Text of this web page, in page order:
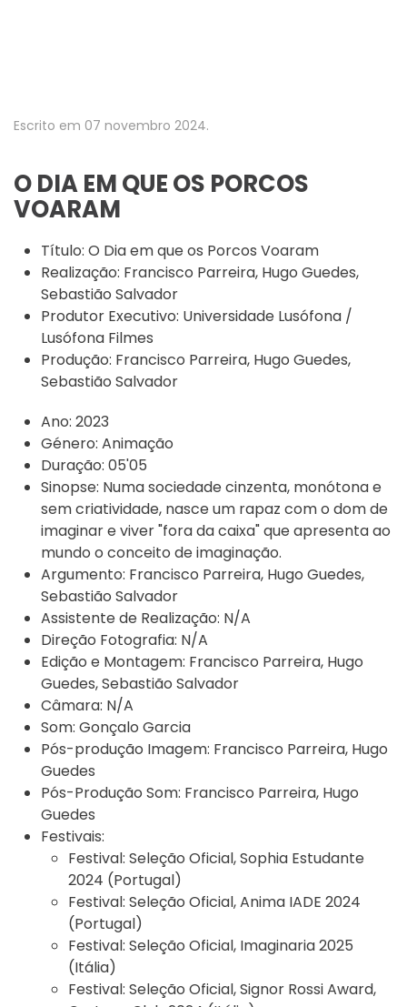
Escrito em 07 novembro 2024.
O DIA EM QUE OS PORCOS
VOARAM
Título: O Dia em que os Porcos Voaram
Realização: Francisco Parreira, Hugo Guedes,
Sebastião Salvador
Produtor Executivo: Universidade Lusófona /
Lusófona Filmes
Produção: Francisco Parreira, Hugo Guedes,
Sebastião Salvador
Ano: 2023
Género: Animação
Duração: 05'05
Sinopse: Numa sociedade cinzenta, monótona e
sem criatividade, nasce um rapaz com o dom de
imaginar e viver "fora da caixa" que apresenta ao
mundo o conceito de imaginação.
Argumento: Francisco Parreira, Hugo Guedes,
Sebastião Salvador
Assistente de Realização: N/A
Direção Fotografia: N/A
Edição e Montagem: Francisco Parreira, Hugo
Guedes, Sebastião Salvador
Câmara: N/A
Som: Gonçalo Garcia
Pós-produção Imagem: Francisco Parreira, Hugo
Guedes
Pós-Produção Som: Francisco Parreira, Hugo
Guedes
Festivais:
Festival: Seleção Oficial, Sophia Estudante
2024 (Portugal)
Festival: Seleção Oficial, Anima IADE 2024
(Portugal)
Festival: Seleção Oficial, Imaginaria 2025
(Itália)
Festival: Seleção Oficial, Signor Rossi Award,